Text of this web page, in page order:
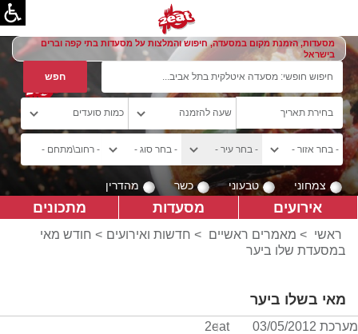
מסעדות, הזמנת מקום במסעדה, חיפוש והמלצות על מסעדות בתי קפה וברים
בישראל
צמחוני טבעוני כשר מהדרין
אירועים מסעדות מתכונים
ראשי > מאמרים ראשיים > חדשות ואירועים > חודש מאי
במסעדת שלו ביער
מאי בשלו ביער
מערכת 2eat 03/05/2012